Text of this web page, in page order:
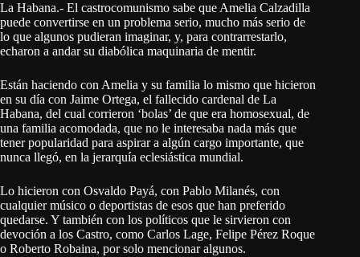
La Habana.- El castrocomunismo sabe que Amelia Calzadilla
puede convertirse en un problema serio, mucho más serio de
lo que algunos pudieran imaginar, y, para contrarrestarlo,
echaron a andar su diabólica maquinaria de mentir.
Están haciendo con Amelia y su familia lo mismo que hicieron
en su día con Jaime Ortega, el fallecido cardenal de La
Habana, del cual corrieron ‘bolas’ de que era homosexual, de
una familia acomodada, que no le interesaba nada más que
tener popularidad para aspirar a algún cargo importante, que
nunca llegó, en la jerarquía eclesiástica mundial.
Lo hicieron con Osvaldo Payá, con Pablo Milanés, con
cualquier músico o deportistas de esos que han preferido
quedarse. Y también con los políticos que le sirvieron con
devoción a los Castro, como Carlos Lage, Felipe Pérez Roque
o Roberto Robaina, por solo mencionar algunos.